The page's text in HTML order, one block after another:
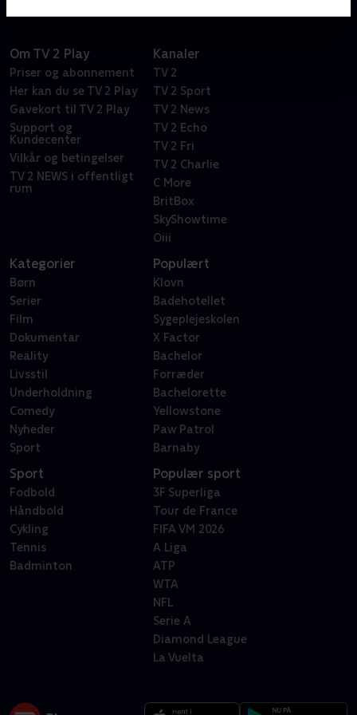
Om TV 2 Play
Priser og abonnement
Her kan du se TV 2 Play
Gavekort til TV 2 Play
Support og
Kundecenter
Vilkår og betingelser
TV 2 NEWS i offentligt
rum
Kanaler
TV 2
TV 2 Sport
TV 2 News
TV 2 Echo
TV 2 Fri
TV 2 Charlie
C More
BritBox
SkyShowtime
Oiii
Kategorier
Børn
Serier
Film
Dokumentar
Reality
Livsstil
Underholdning
Comedy
Nyheder
Sport
Populært
Klovn
Badehotellet
Sygeplejeskolen
X Factor
Bachelor
Forræder
Bachelorette
Yellowstone
Paw Patrol
Barnaby
Sport
Fodbold
Håndbold
Cykling
Tennis
Badminton
Populær sport
3F Superliga
Tour de France
FIFA VM 2026
A Liga
ATP
WTA
NFL
Serie A
Diamond League
La Vuelta